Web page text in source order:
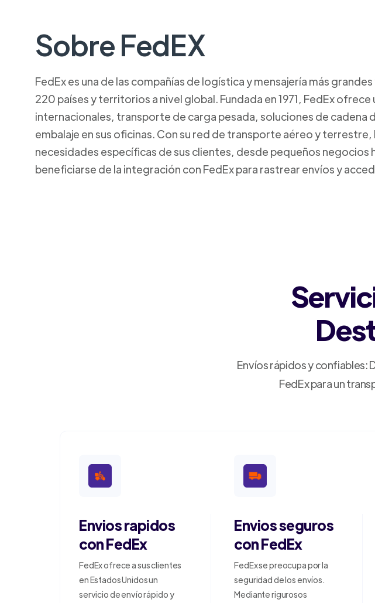
Sobre FedEX
FedEx es una de las compañías de logística y mensajería más
220 países y territorios a nivel global. Fundada en 1971, FedEx
internacionales, transporte de carga pesada, soluciones de cadena
embalaje en sus oficinas. Con su red de transporte aéreo y
necesidades específicas de sus clientes, desde pequeños
beneficiarse de la integración con FedEx para rastrear envíos y
Envíos rápidos y confiables:
FedEx para un
Envios rapidos
con FedEx
FedEx ofrece a sus clientes
en Estados Unidos un
servicio de envío rápido y
Envios seguros
con FedEx
FedEx se preocupa por la
seguridad de los envíos.
Mediante rigurosos